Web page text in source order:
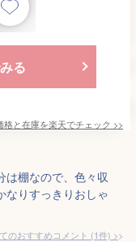
る
格と在庫を楽天でチェック >>
は棚なので、色々収
なりすっきりおしゃ
のおすすめコメント (1件) >